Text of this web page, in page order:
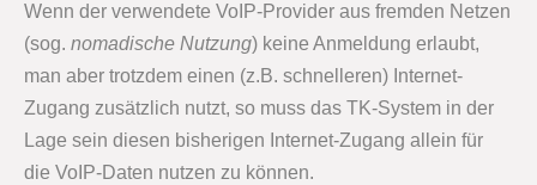
Wenn der verwendete VoIP-Provider aus fremden Netzen
(sog. nomadische Nutzung) keine Anmeldung erlaubt,
man aber trotzdem einen (z.B. schnelleren) Internet-
Zugang zusätzlich nutzt, so muss das TK-System in der
Lage sein diesen bisherigen Internet-Zugang allein für
die VoIP-Daten nutzen zu können.